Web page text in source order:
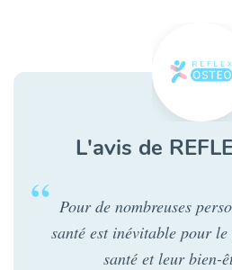
L'avis de
Pour de nombreuses
santé est inévitable pour
santé et leur bien-